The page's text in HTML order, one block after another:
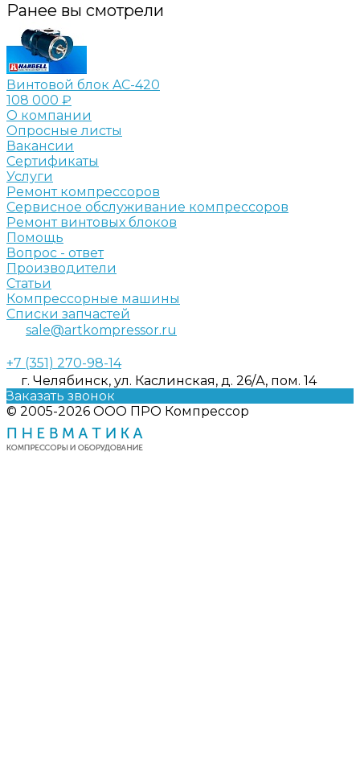
Ранее вы смотрели
Винтовой блок AC-420
108 000 ₽
О компании
Опросные листы
Вакансии
Сертификаты
Услуги
Ремонт компрессоров
Сервисное обслуживание компрессоров
Ремонт винтовых блоков
Помощь
Вопрос - ответ
Производители
Статьи
Компрессорные машины
Списки запчастей
sale@artkompressor.ru
+7 (351) 270-98-14
г. Челябинск, ул. Каслинская, д. 26/А, пом. 14
Заказать звонок
© 2005-2026 ООО ПРО Компрессор